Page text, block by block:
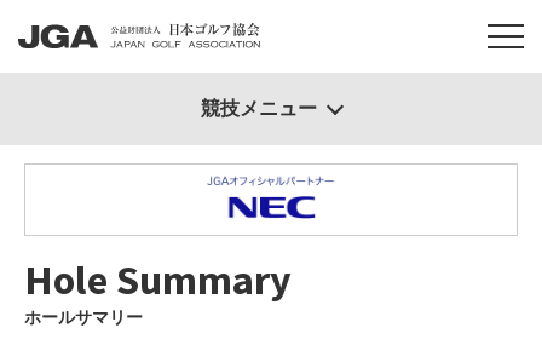
Hole Summary
ホールサマリー
競技メニュー